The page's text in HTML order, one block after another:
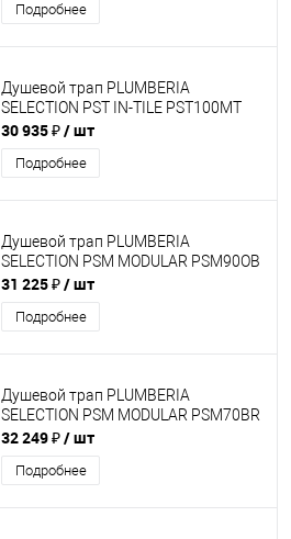
Подробнее
Душевой трап PLUMBERIA
SELECTION PST IN-TILE PST100MT
30 935 ₽/ шт
Подробнее
Душевой трап PLUMBERIA
SELECTION PSM MODULAR PSM90OB
31 225 ₽/ шт
Подробнее
Душевой трап PLUMBERIA
SELECTION PSM MODULAR PSM70BR
32 249 ₽/ шт
Подробнее